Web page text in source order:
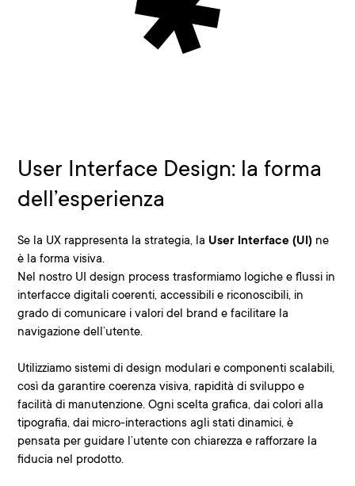
User Interface Design: la forma
dell’esperienza
Se la UX rappresenta la strategia, la User Interface (UI) ne
è la forma visiva.
Nel nostro UI design process trasformiamo logiche e flussi in
interfacce digitali coerenti,accessibili e riconoscibili, in
grado di comunicare i valori del brand e facilitare la
navigazione dell’utente.
Utilizziamo sistemi didesign modulari e componenti scalabili,
così da garantire coerenza visiva, rapidità di sviluppo e
facilità di manutenzione. Ogni scelta grafica, dai colori alla
tipografia, dai micro-interactions agli stati dinamici, è
pensata per guidare l’utente con chiarezza e rafforzare la
fiducia nel prodotto.